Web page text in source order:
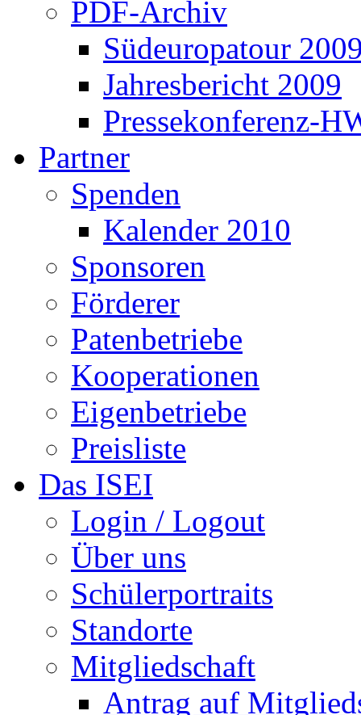
PDF-Archiv
Südeuropatour
Jahresbericht 2009
Pressekonferenz-
Partner
Spenden
Kalender 2010
Sponsoren
Förderer
Patenbetriebe
Kooperationen
Eigenbetriebe
Preisliste
Das ISEI
Login / Logout
Über uns
Schülerportraits
Standorte
Mitgliedschaft
Antrag auf